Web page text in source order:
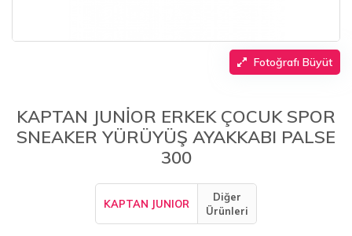
Fotoğrafı Büyüt
KAPTAN JUNİOR ERKEK ÇOCUK SPOR
SNEAKER YÜRÜYÜŞ AYAKKABI PALSE
300
KAPTAN JUNIOR
Diğer
Ürünleri